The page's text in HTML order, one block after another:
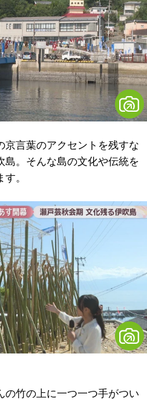
言葉のアクセントを残すな
島。そんな島の文化や伝統を
。
の竹の上に一つ一つ手がつい